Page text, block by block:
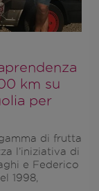
km su
per
di frutta
l’iniziativa di
e Federico
1998,